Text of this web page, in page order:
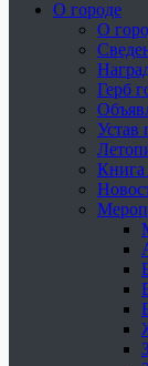
О городе
О
Герб
Устав
Книга